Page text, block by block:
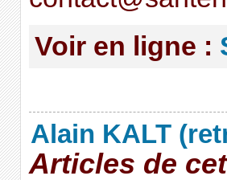
Voir en ligne :
Alain KALT
Articles de